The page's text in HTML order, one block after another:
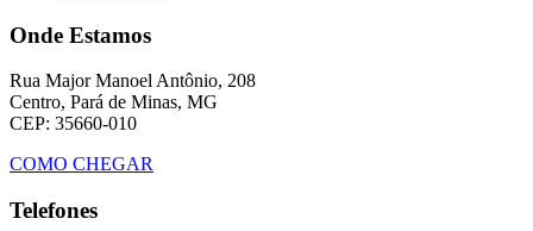
Onde Estamos
Rua Major Manoel Antônio, 208
Centro, Pará de Minas, MG
CEP: 35660-010
COMO CHEGAR
Telefones